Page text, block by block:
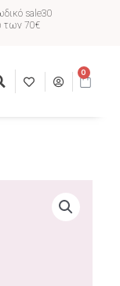
sale30
των 70€
0